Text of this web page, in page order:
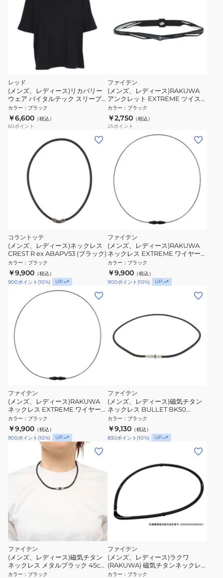
レッド
(メンズ、レディース)リカバリー
ウェア バイタルテック スリープ
プルオーバー半袖 黒 Lサイズ
VW-AQ-03C-L 一般医療機器 遠
赤外線
カラー ： ブラック
￥6,600 （税込）
60ポイント
ファイテン
(メンズ、レディース)RAKUWA
アンクレット EXTREME ツイスト
ブラック 23cm 0423TB017031
カラー ： ブラック
￥2,750 （税込）
25ポイント
コラントッテ
(メンズ、レディース)ネックレス
CREST R ex ABAPV53 (ブラック)
カラー ： ブラック
￥9,900 （税込）
900ポイント (10%) UP
ファイテン
(メンズ、レディース)RAKUWA
ネックレス EXTREME ワイヤーシ
ングル ブラック 43cm
0223TG904052
カラー ： ブラック
￥9,900 （税込）
900ポイント (10%) UP
ファイテン
(メンズ、レディース)RAKUWA
ネックレス EXTREME ワイヤーシ
ングル ブラック 50cm
0223TG904053
カラー ： ブラック
￥9,900 （税込）
900ポイント (10%) UP
ファイテン
(メンズ、レディース)磁気チタン
ネックレス BULLET BK50
0217TG738053
カラー ： ブラック
￥9,130 （税込）
830ポイント (10%) UP
ファイテン
(メンズ、レディース)磁気チタン
ネックレス メタルブラック 45cm
0217TG743252
カラー ： ブラック
ファイテン
(メンズ、レディース)ラクワ
(RAKUWA) 磁気チタンネックレ
スS-2 45cm 0215TG677052 (ブ
カラー ： ブラック